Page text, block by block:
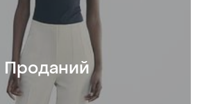
Проданий